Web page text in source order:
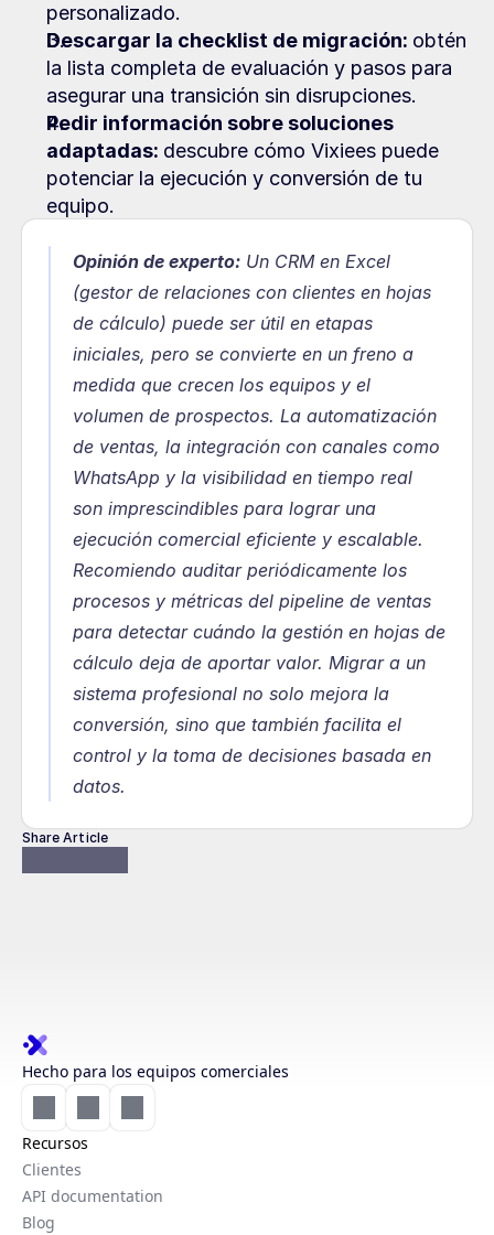
personalizado.
Descargar la checklist de migración: obtén
la lista completa de evaluación y pasos para
asegurar una transición sin disrupciones.
Pedir información sobre soluciones
adaptadas: descubre cómo Vixiees puede
potenciar la ejecución y conversión de tu
equipo.
Opinión de experto: Un CRM en Excel
(gestor de relaciones con clientes en hojas
de cálculo) puede ser útil en etapas
iniciales, pero se convierte en un freno a
medida que crecen los equipos y el
volumen de prospectos. La automatización
de ventas, la integración con canales como
WhatsApp y la visibilidad en tiempo real
son imprescindibles para lograr una
ejecución comercial eficiente y escalable.
Recomiendo auditar periódicamente los
procesos y métricas del pipeline de ventas
para detectar cuándo la gestión en hojas de
cálculo deja de aportar valor. Migrar a un
sistema profesional no solo mejora la
conversión, sino que también facilita el
control y la toma de decisiones basada en
datos.
Share Article
Hecho para los equipos comerciales
Recursos
Clientes
API documentation
Blog